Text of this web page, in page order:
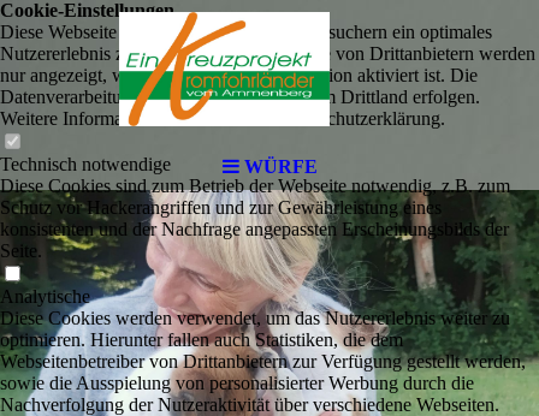
WÜRFE
Cookie-Einstellungen
Diese Webseite verwendet Cookies, um Besuchern ein optimales
Nutzererlebnis zu bieten. Bestimmte Inhalte von Drittanbietern werden
nur angezeigt, wenn die entsprechende Option aktiviert ist. Die
Datenverarbeitung kann dann auch in einem Drittland erfolgen.
Weitere Informationen hierzu in der Datenschutzerklärung.
Technisch notwendige
Diese Cookies sind zum Betrieb der Webseite notwendig, z.B. zum
Schutz vor Hackerangriffen und zur Gewährleistung eines
konsistenten und der Nachfrage angepassten Erscheinungsbilds der
Seite.
Analytische
Diese Cookies werden verwendet, um das Nutzererlebnis weiter zu
optimieren. Hierunter fallen auch Statistiken, die dem
Webseitenbetreiber von Drittanbietern zur Verfügung gestellt werden,
sowie die Ausspielung von personalisierter Werbung durch die
Nachverfolgung der Nutzeraktivität über verschiedene Webseiten.